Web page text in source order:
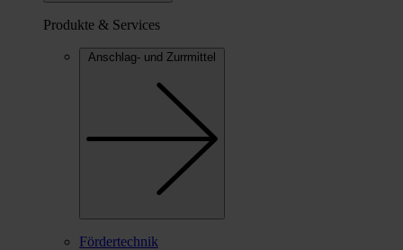
Produkte & Services
Anschlag- und Zurrmittel
Fördertechnik